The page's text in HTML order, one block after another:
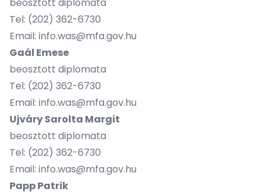
Tel: (202) 362-6730
Email: info.was@mfa.gov.hu
Gaál Emese
beosztott diplomata
Tel: (202) 362-6730
Email: info.was@mfa.gov.hu
Ujváry Sarolta Margit
beosztott diplomata
Tel: (202) 362-6730
Email: info.was@mfa.gov.hu
Papp Patrik